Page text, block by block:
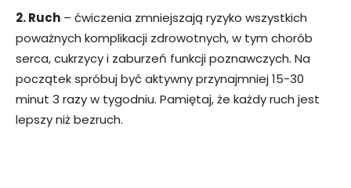
2. Ruch – ćwiczenia zmniejszają ryzyko wszystkich
poważnych komplikacji zdrowotnych, w tym chorób
serca, cukrzycy i zaburzeń funkcji poznawczych. Na
początek spróbuj być aktywny przynajmniej 15-30
minut 3 razy w tygodniu. Pamiętaj, że każdy ruch jest
lepszy niż bezruch.